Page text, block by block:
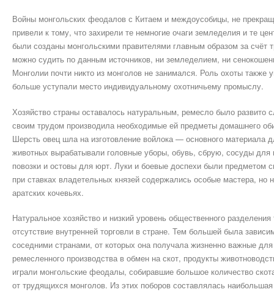
Войны монгольских феодалов с Китаем и междоусобицы, не
привели к тому, что захирели те немногие очаги земледелия и те
были созданы монгольскими правителями главным образом за счёт
можно судить по данным источников, ни земледелием, ни
Монголии почти никто из монголов не занимался. Роль охоты
больше уступали место индивидуальному охотничьему промыслу.
Хозяйство страны оставалось натуральным, ремесло было развито
своим трудом производила необходимые ей предметы домашнего
Шерсть овец шла на изготовление войлока — основного
животных вырабатывали головные уборы, обувь, сбрую, сосуды
повозки и остовы для юрт. Луки и боевые доспехи были предметом
при ставках владетельных князей содержались особые мастера, но
аратских кочевьях.
Натуральное хозяйство и низкий уровень общественного
отсутствие внутренней торговли в стране. Тем большей была
соседними странами, от которых она получала жизненно важные
ремесленного производства в обмен на скот, продукты
играли монгольские феодалы, собиравшие большое количество
от трудящихся монголов. Из этих поборов составлялась